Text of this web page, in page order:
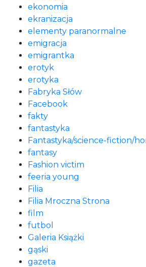
ekonomia
ekranizacja
elementy paranormalne
emigracja
emigrantka
erotyk
erotyka
Fabryka Słów
Facebook
fakty
fantastyka
Fantastyka/science-fiction/
fantasy
Fashion victim
feeria young
Filia
Filia Mroczna Strona
film
futbol
Galeria Książki
gąski
gazeta